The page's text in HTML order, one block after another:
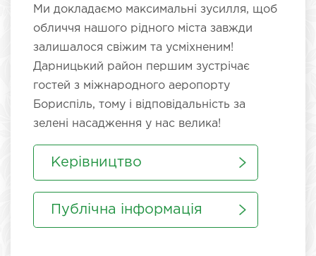
Ми докладаємо максимальні зусилля, щоб
обличчя нашого рідного міста завжди
залишалося свіжим та усміхненим!
Дарницький район першим зустрічає
гостей з міжнародного аеропорту
Бориспіль, тому і відповідальність за
зелені насадження у нас велика!
Керівництво
Публічна інформація